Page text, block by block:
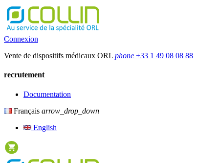
Connexion
Vente de dispositifs médicaux ORL phone +33 1 49 08 08 88
recrutement
Documentation
Français arrow_drop_down
English